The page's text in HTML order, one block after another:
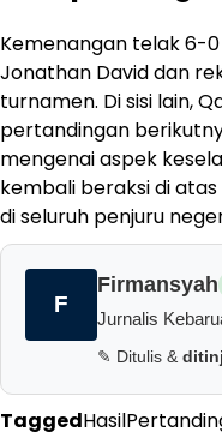
Kemenangan telak 6-
Jonathan David dan
turnamen. Di sisi lain,
pertandingan
mengenai aspek
kembali beraksi di
di seluruh penjuru
F
Firmansyah
Jurnalis
✎ Ditulis &
Tagged